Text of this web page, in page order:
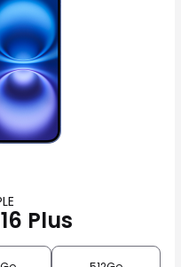
Plus